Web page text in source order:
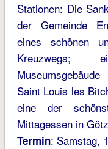
Stationen: Die
der Gemeinde
eines schönen
Kreuzwegs;
Saint Louis les
eine der
Mittagessen in
Termin: Samstag,